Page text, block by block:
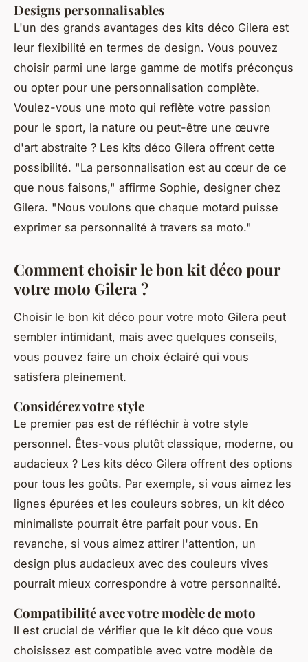
Designs personnalisables
L'un des grands avantages des kits déco Gilera est
leur flexibilité en termes de design. Vous pouvez
choisir parmi une large gamme de motifs préconçus
ou opter pour une personnalisation complète.
Voulez-vous une moto qui reflète votre passion
pour le sport, la nature ou peut-être une œuvre
d'art abstraite ? Les kits déco Gilera offrent cette
possibilité. "La personnalisation est au cœur de ce
que nous faisons," affirme Sophie, designer chez
Gilera. "Nous voulons que chaque motard puisse
exprimer sa personnalité à travers sa moto."
Comment choisir le bon kit déco pour
votre moto Gilera ?
Choisir le bon kit déco pour votre moto Gilera peut
sembler intimidant, mais avec quelques conseils,
vous pouvez faire un choix éclairé qui vous
satisfera pleinement.
Considérez votre style
Le premier pas est de réfléchir à votre style
personnel. Êtes-vous plutôt classique, moderne, ou
audacieux ? Les kits déco Gilera offrent des options
pour tous les goûts. Par exemple, si vous aimez les
lignes épurées et les couleurs sobres, un kit déco
minimaliste pourrait être parfait pour vous. En
revanche, si vous aimez attirer l'attention, un
design plus audacieux avec des couleurs vives
pourrait mieux correspondre à votre personnalité.
Compatibilité avec votre modèle de moto
Il est crucial de vérifier que le kit déco que vous
choisissez est compatible avec votre modèle de